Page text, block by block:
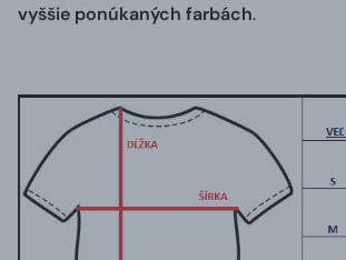
vyššie ponúkaných farbách.